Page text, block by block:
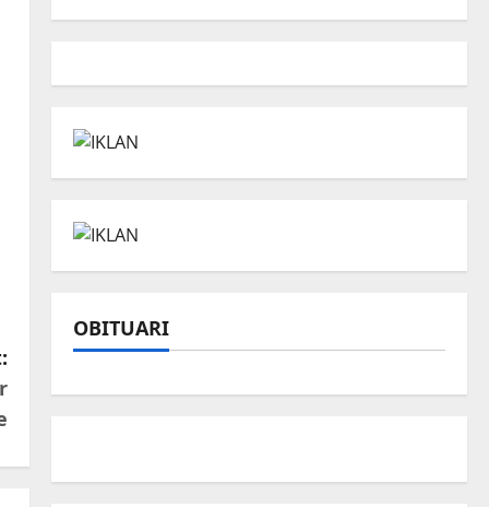
OBITUARI